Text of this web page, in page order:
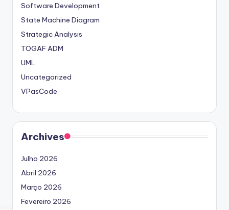
Software Development
State Machine Diagram
Strategic Analysis
TOGAF ADM
UML
Uncategorized
VPasCode
Archives
Julho 2026
Abril 2026
Março 2026
Fevereiro 2026